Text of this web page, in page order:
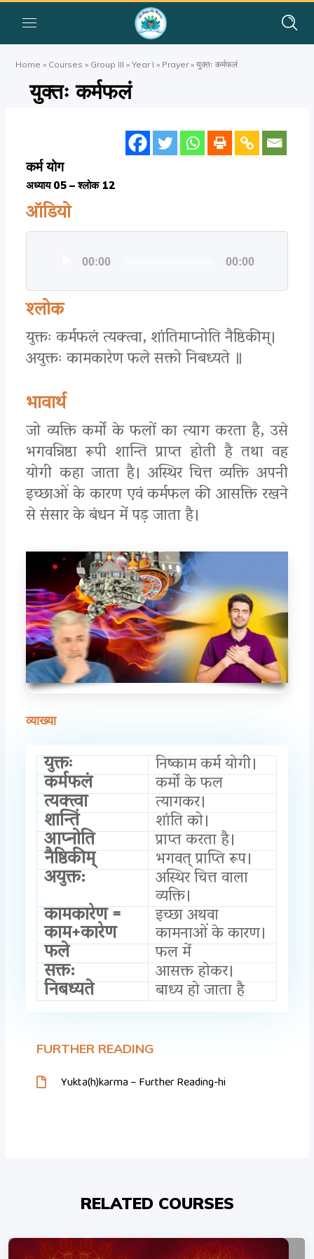
Home » Courses » Group III »Year I » Prayer»युक्तः कर्मफलं
युक्तः कर्मफलं
कर्म योग
अध्याय 05 – श्लोक 12
ऑडियो
00:00 00:00
श्लोक
युक्तः कर्मफलं त्यक्त्वा, शांतिमाप्नोति नैष्ठिकीम्।
अयुक्तः कामकारेण फले सक्तो निबध्यते ॥
भावार्थ
जो व्यक्ति कर्मों के फलों का त्याग करता है, उसे
भगवन्निष्ठा रूपी शान्ति प्राप्त होती है तथा वह
योगी कहा जाता है। अस्थिर चित्त व्यक्ति अपनी
इच्छाओं के कारण एवं कर्मफल की आसक्ति रखने
से संसार के बंधन में पड़ जाता है।
व्याख्या
युक्तः निष्काम कर्म योगी।
कर्मफलं कर्मों के फल
त्यक्त्वा त्यागकर।
शान्तिं शांति को।
आप्नोति प्राप्त करता है।
नैष्ठिकीम् भगवत् प्राप्ति रूप।
अयुक्त: अस्थिर चित्त वाला
व्यक्ति।
कामकारेण =
काम+कारेण
इच्छा अथवा
कामनाओं के कारण।
फले फल में
सक्त: आसक्त होकर।
निबध्यते बाध्य हो जाता है
FURTHER READING
Yukta(h)karma – Further Reading-hi
RELATED COURSES